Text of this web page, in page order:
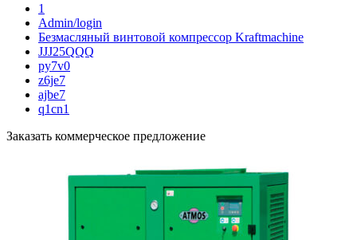
1
Admin/login
Безмасляный винтовой компрессор Kraftmaсhine
JJJ25QQQ
py7v0
z6je7
ajbe7
q1cn1
Заказать коммерческое предложение